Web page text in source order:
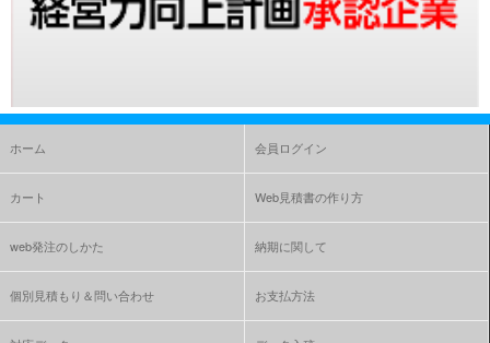
ホーム 会員ログイン
カート Web見積書の作り方
web発注のしかた 納期に関して
個別見積もり＆問い合わせ お支払方法